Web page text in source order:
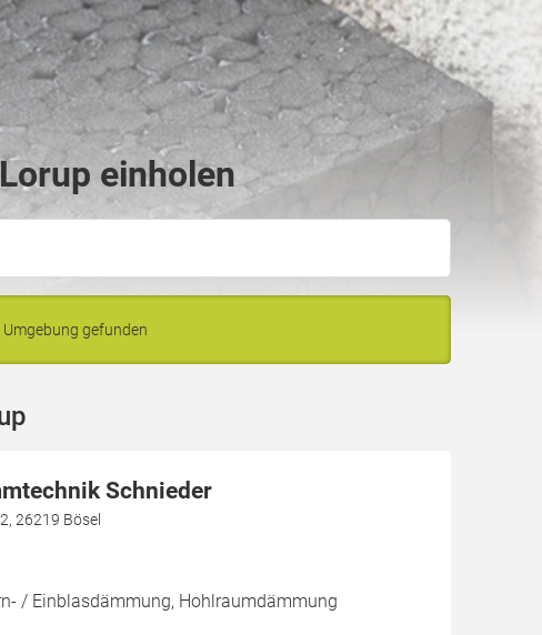
einholen
gefunden
Schnieder
26219 Bösel
/ Einblasdämmung, Hohlraumdämmung